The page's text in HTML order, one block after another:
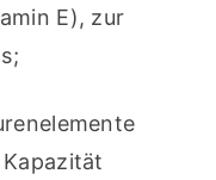
E), zur